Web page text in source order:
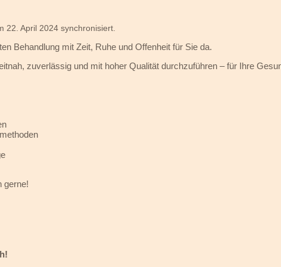
22. April 2024 synchronisiert.
Behandlung mit Zeit, Ruhe und Offenheit für Sie da.
zuverlässig und mit hoher Qualität durchzuführen – für Ihre
gerne!